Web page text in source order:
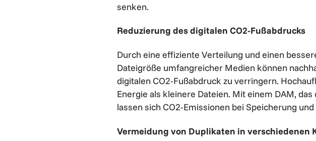
senken.
Reduzierung des digitalen CO2-Fußabdrucks
Durch eine effiziente Verteilung und einen
Dateigröße umfangreicher Medien können
digitalen CO2-Fußabdruck zu verringern.
Energie als kleinere Dateien. Mit einem DAM,
lassen sich CO2-Emissionen bei Speicherung
Vermeidung von Duplikaten in verschiedenen